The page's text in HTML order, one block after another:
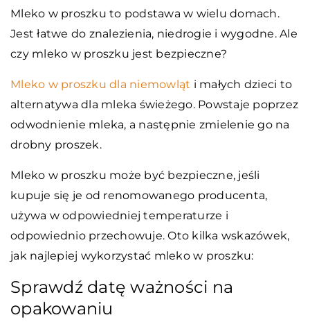
Mleko w proszku to podstawa w wielu domach.
Jest łatwe do znalezienia, niedrogie i wygodne. Ale
czy mleko w proszku jest bezpieczne?
Mleko w proszku dla niemowląt i małych dzieci to
alternatywa dla mleka świeżego. Powstaje poprzez
odwodnienie mleka, a następnie zmielenie go na
drobny proszek.
Mleko w proszku może być bezpieczne, jeśli
kupuje się je od renomowanego producenta,
używa w odpowiedniej temperaturze i
odpowiednio przechowuje. Oto kilka wskazówek,
jak najlepiej wykorzystać mleko w proszku:
Sprawdź datę ważności na
opakowaniu